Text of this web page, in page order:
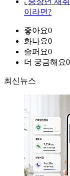
이라면?
좋아요0
화나요0
슬퍼요0
더 궁금해요0
최신뉴스